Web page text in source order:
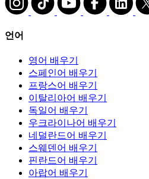
언어
영어 배우기
스페인어 배우기
프랑스어 배우기
이탈리아어 배우기
독일어 배우기
우크라이나어 배우기
네덜란드어 배우기
스웨덴어 배우기
핀란드어 배우기
아랍어 배우기